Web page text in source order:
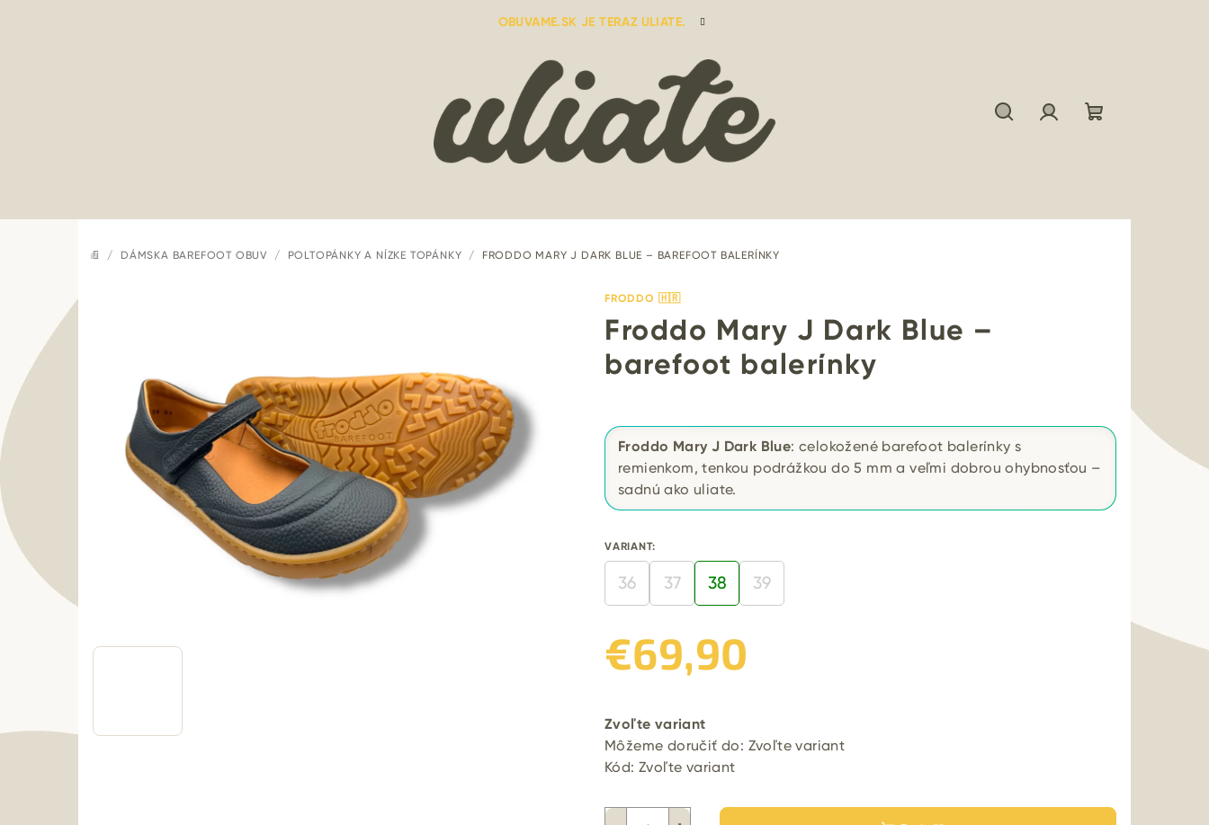
OBUVAME.SK JE TERAZ ULIATE.
DOMOV
/ DÁMSKA BAREFOOT OBUV / POLTOPÁNKY A NÍZKE TOPÁNKY / FRODDO MARY J DARK BLUE – BAREFOOT BALERÍNKY
FRODDO 🇭🇷
Froddo Mary J Dark Blue –
barefoot balerínky
Froddo Mary J Dark Blue: celokožené barefoot balerínky s
remienkom, tenkou podrážkou do 5 mm a veľmi dobrou ohybnosťou –
sadnú ako uliate.
VARIANT:
36 37 38 39
€69,90
cena:
Zvoľte variant
Môžeme doručiť do: Zvoľte variant
Kód: Zvoľte variant